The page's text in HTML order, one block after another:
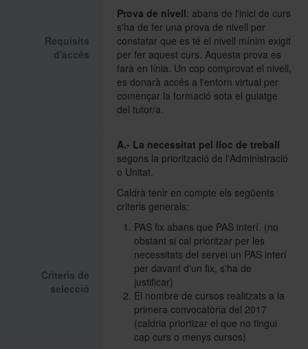
Requisits
d'accés
Prova de nivell: abans de l'inici de curs
s'ha de fer una prova de nivell per
constatar que es té el nivell mínim exigit
per fer aquest curs. Aquesta prova es
farà en línia. Un cop comprovat el nivell,
es donarà accés a l'entorn virtual per
començar la formació sota el guiatge
del tutor/a.
Criteris de
selecció
A.- La necessitat pel lloc de treball
segons la priorització de l'Administració
o Unitat.
Caldrà tenir en compte els següents
criteris generals:
PAS fix abans que PAS interí. (no
obstant si cal prioritzar per les
necessitats del servei un PAS interí
per davant d'un fix, s'ha de
justificar)
El nombre de cursos realitzats a la
primera convocatòria del 2017
(caldria priortizar el que no tingui
cap curs o menys cursos)